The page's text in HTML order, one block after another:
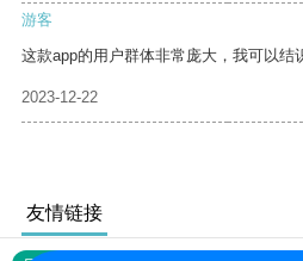
游客
这款app的用户群体非常庞大，我可以结
2023-12-22
友情链接